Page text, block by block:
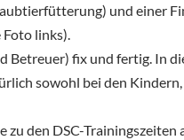
und einer
links).
Betreuer) fix und fertig. In
sowohl bei den Kindern,
den DSC-